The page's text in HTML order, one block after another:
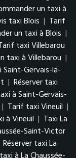
un taxi à
taxi Blois | Tarif
un taxi à Blois |
taxi Villebarou
taxi à Villebarou |
Saint-Gervais-la-
| Réserver taxi
à Saint-Gervais-
| Tarif taxi Vineuil |
à Vineuil | Taxi La
Saint-Victor
Réserver taxi La